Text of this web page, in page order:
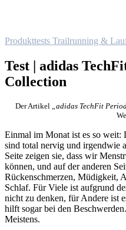
Produkttests Trailrunning &
Test | adidas
Collection
Der Artikel „adidas TechFit
Einmal im Monat ist es so weit:
sind total nervig und irgendwie
Seite zeigen sie, dass wir
können, und auf der anderen
Rückenschmerzen, Müdigkeit,
Schlaf. Für Viele ist aufgrund
nicht zu denken, für Andere ist
hilft sogar bei den
Meistens.